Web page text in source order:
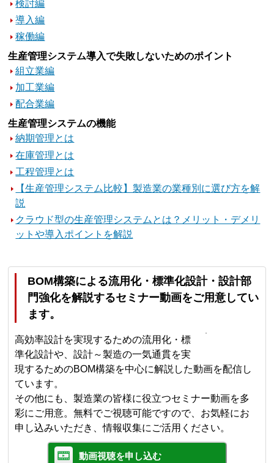
検討編
導入編
稼働編
生産管理システム導入で失敗しないためのポイント
組立業編
加工業編
配合業編
生産管理システムの機能
納期管理とは
在庫管理とは
工程管理とは
【生産管理システム比較】製造業の業種別に選び方を解
説
クラウド型の生産管理システムとは？メリット・デメリ
ットや導入ポイントを解説
BOM構築による流用化・標準化設計・設計部
門強化を解説するセミナー動画をご用意してい
ます。
高効率設計を実現するための流用化・標
準化設計や、設計～製造の一気通貫を実
現するためのBOM構築を中心に解説した動画を配信し
ています。
その他にも、製造業の皆様に役立つセミナー動画を多
彩にご用意。無料でご視聴可能ですので、お気軽にお
申し込みいただき、情報収集にご活用ください。
動画視聴を申し込む